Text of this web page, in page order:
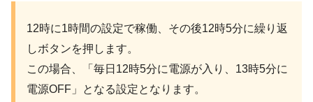
12時に1時間の設定で稼働、その後12時5分に繰り返
しボタンを押します。
この場合、「毎日12時5分に電源が入り、13時5分に
電源OFF」となる設定となります。